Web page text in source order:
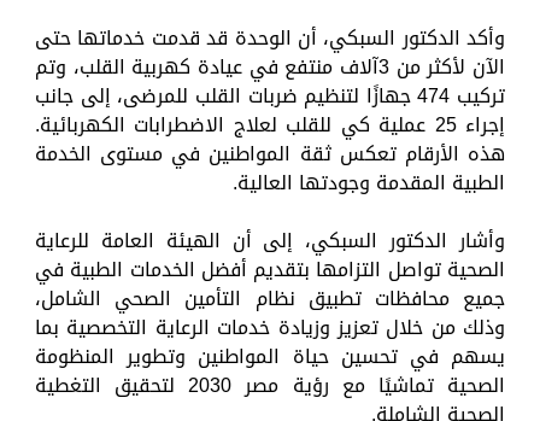
وأكد الدكتور السبكي، أن الوحدة قد قدمت خدماتها حتى
الآن لأكثر من 3آلاف منتفع في عيادة كهربية القلب، وتم
تركيب 474 جهازًا لتنظيم ضربات القلب للمرضى، إلى جانب
إجراء 25 عملية كي للقلب لعلاج الاضطرابات الكهربائية.
هذه الأرقام تعكس ثقة المواطنين في مستوى الخدمة
الطبية المقدمة وجودتها العالية.
وأشار الدكتور السبكي، إلى أن الهيئة العامة للرعاية
الصحية تواصل التزامها بتقديم أفضل الخدمات الطبية في
جميع محافظات تطبيق نظام التأمين الصحي الشامل،
وذلك من خلال تعزيز وزيادة خدمات الرعاية التخصصية بما
يسهم في تحسين حياة المواطنين وتطوير المنظومة
الصحية تماشيًا مع رؤية مصر 2030 لتحقيق التغطية